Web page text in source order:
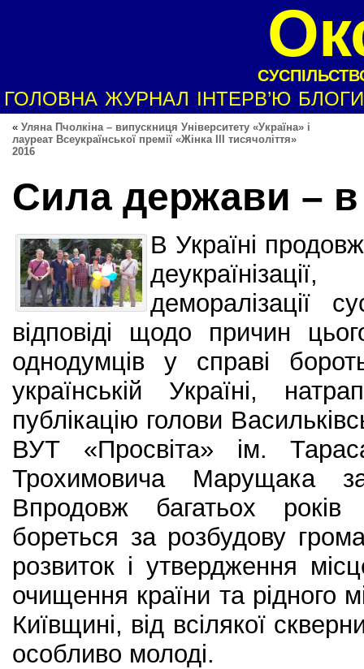
ГОЛОВНА ЖУРНАЛ ІНТЕРВ’Ю БЛОГИ
« Уляна Пчолкіна – випускниця Університету «Україна» і
лауреат Всеукраїнської премії «Жінка ІІІ тисячоліття»
2016
Сила держави – в
В Україні
деморалізації
відповіді щодо причин
однодумців у справі
українській Україні,
публікацію голови
ВУТ «Просвіта» ім.
Трохимовича Марущака
Впродовж багатьох років
бореться за розбудову
розвиток і утвердження
очищення країни та рідного
Київщині, від всілякої
особливо молоді.